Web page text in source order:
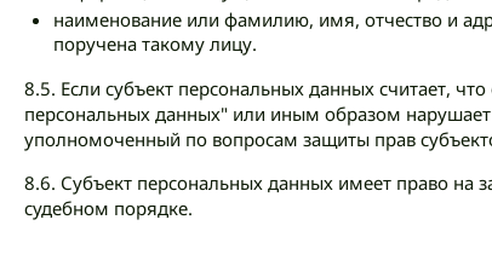
наименование или фамилию, имя, отчество и
поручена такому лицу.
8.5. Если субъект персональных данных считает,
персональных данных" или иным образом нарушает
уполномоченный по вопросам защиты прав
8.6. Субъект персональных данных имеет право на
судебном порядке.